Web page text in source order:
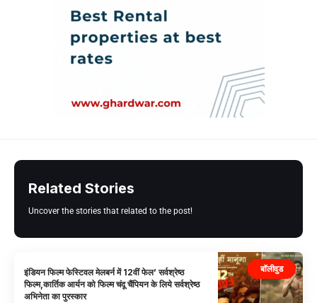
Related Stories
Uncover the stories that related to the post!
बॉलीवुड
इंडियन फिल्म फेस्टिवल मेलबर्न में 12वीं फेल’ सर्वश्रेष्ठ
फिल्म,कार्तिक आर्यन को फिल्म चंदू चैंपियन के लिये सर्वश्रेष्ठ
अभिनेता का पुरस्कार